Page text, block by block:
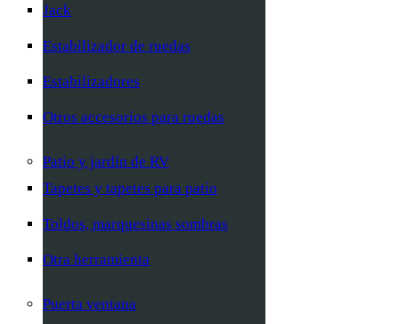
Jack
Estabilizador de ruedas
Estabilizadores
Otros accesorios para ruedas
Patio y jardín de RV
Tapetes y tapetes para patio
Toldos, marquesinas sombras
Otra herramienta
Puerta ventana